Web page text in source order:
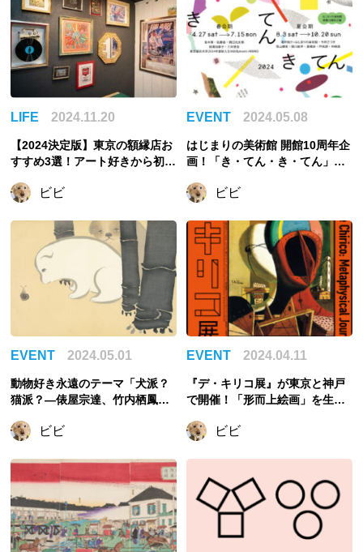
LIFE 2024.11.20
【2024決定版】東京の額縁店お
すすめ3選！アート好きから初心
ビビ
EVENT 2024.05.08
はじまりの美術館 開館10周年企
画！「き・てん・き・てん」展
えようビビ
EVENT 2024.05.01
動物好き永遠のテーマ「犬派？
猫派？―俵屋宗達、竹内栖鳳、
開催！長沢芦雪のゆるかわ犬も
ビビ
EVENT 2024.04.11
『デ・キリコ展』が東京と神戸
で開催！「形而上絵画」を生み
ビビ